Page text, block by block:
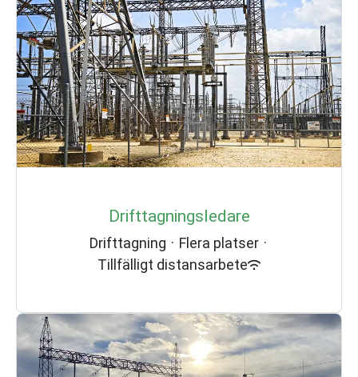
Drifttagningsledare
Drifttagning · Flera platser ·
Tillfälligt distansarbete